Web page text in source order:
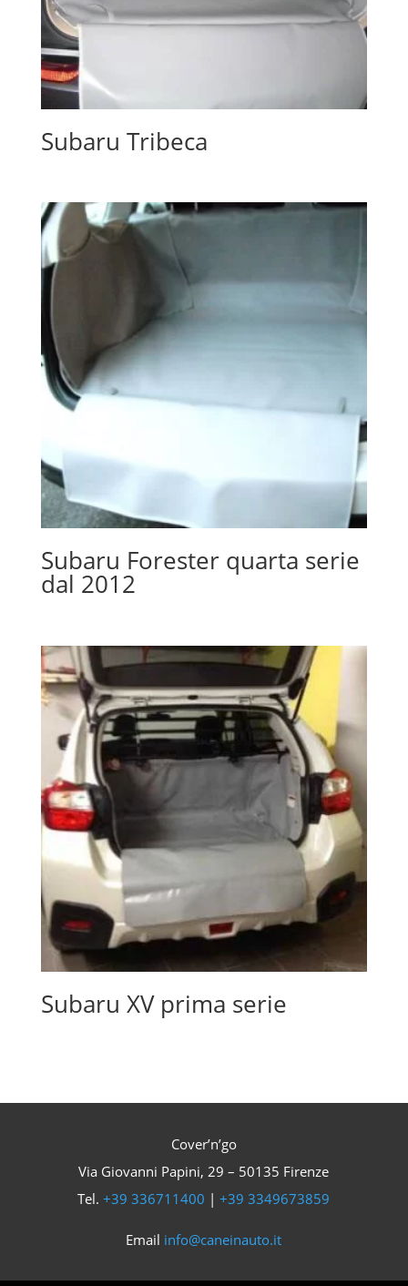
Subaru Tribeca
Subaru Forester quarta serie
dal 2012
Subaru XV prima serie
Cover’n’go
Via Giovanni Papini, 29 – 50135 Firenze
Tel.+39 336711400 |+39 3349673859
Email info@caneinauto.it